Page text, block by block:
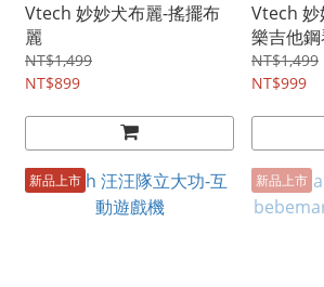
Vtech 妙妙犬布麗-搖擺布
麗
NT$1,499
NT$899
Vtech 妙
樂吉他鋼
NT$1,499
NT$999
新品上市 新品上市